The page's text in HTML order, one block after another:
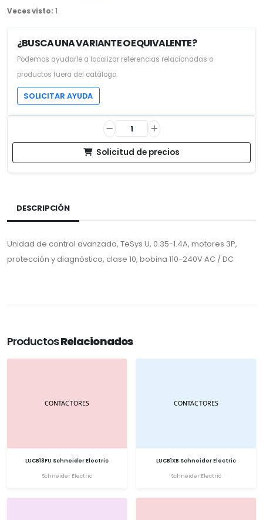
Veces visto: 1
¿BUSCA UNA VARIANTE O EQUIVALENTE?
Podemos ayudarle a localizar referencias relacionadas o
productos fuera del catálogo.
SOLICITAR AYUDA
Solicitud de precios
DESCRIPCIÓN
Unidad de control avanzada, TeSys U, 0.35-1.4A, motores 3P,
protección y diagnóstico, clase 10, bobina 110-240V AC / DC
ProductosRelacionados
LUCB18FU Schneider Electric
Schneider Electric
LUCB1XB Schneider Electric
Schneider Electric